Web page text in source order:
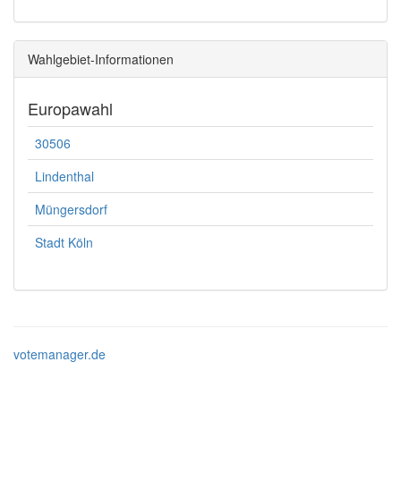
Wahlgebiet-Informationen
Europawahl
30506
Lindenthal
Müngersdorf
Stadt Köln
votemanager.de